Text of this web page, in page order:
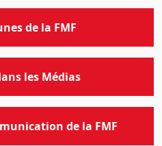
de la FMF
les Médias
de la FMF